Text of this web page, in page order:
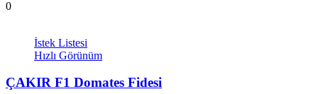
0
İstek Listesi
Hızlı Görünüm
ÇAKIR F1 Domates Fidesi